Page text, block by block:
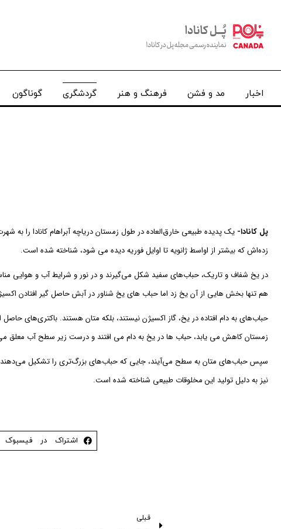
اخبار مد و فشن فرهنگ و هنر گردشگری گوناگون
پل کانادا- یک پدیده طبیعی خارق‌العاده در طول زمستان دریاچه آبراهام کانادا را به
زده‌اش که بیشتر از اواسط ژانویه تا اوایل فوریه دیده می شود، شناخته شده است.
هم تنها بخش هایی از آن یخ زد اما حباب های یخ شناور در آبش حاصل گیر افتادن
حباب‌های به دام افتاده در یخ، گاز اکسیژن نیستند، بلکه متان هستند. باکتری‌های
زمستان کاهش می یابد، حباب ها در یخ به دام می افتند و درست زیر سطح آب معلق
سپس حباب‌های متان به سطح می‌آیند، جایی که حباب‌های بزرگ‌تری را تشکیل می‌دهند
نیز به دلیل تولید این مخلوقات طبیعی شناخته شده است.
اشتراک در فیسبوک
قبلی